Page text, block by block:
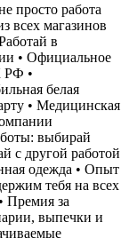
просто работа
всех магазинов
в
• Официальное
РФ •
белая
• Медицинская
выбирай
с другой работой
одежда • Опыт
тебя на всех
Премия за
выпечки и